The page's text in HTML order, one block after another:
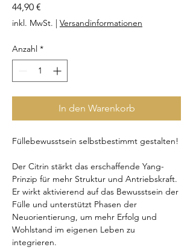
44,90 €
inkl. MwSt. | Versandinformationen
Anzahl *
In den Warenkorb
Füllebewusstsein selbstbestimmt gestalten!
Der Citrin stärkt das erschaffende Yang-
Prinzip für mehr Struktur und Antriebskraft.
Er wirkt aktivierend auf das Bewusstsein der
Fülle und unterstützt Phasen der
Neuorientierung, um mehr Erfolg und
Wohlstand im eigenen Leben zu
integrieren.